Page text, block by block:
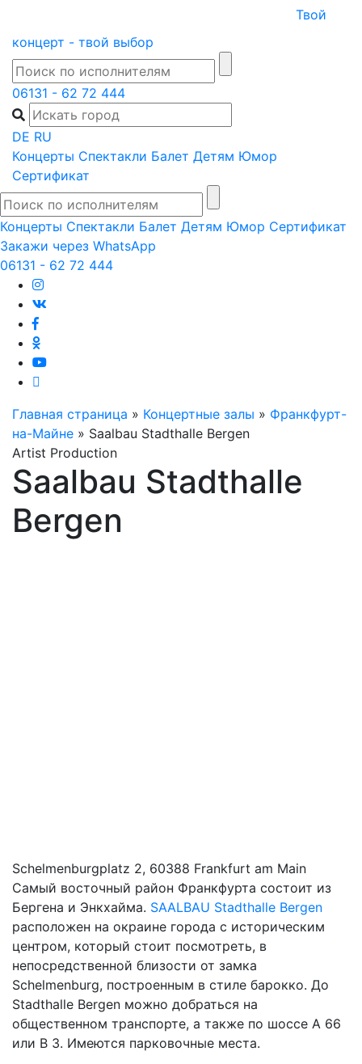
content
Твой
концерт - твой выбор
06131 - 62 72 444
DE RU
Концерты Спектакли Балет Детям Юмор
Сертификат
Концерты Спектакли Балет Детям Юмор Сертификат
Закажи через WhatsApp
06131 - 62 72 444
Главная страница » Концертные залы » Франкфурт-
на-Майне » Saalbau Stadthalle Bergen
Artist Production
Saalbau Stadthalle
Bergen
Schelmenburgplatz 2, 60388 Frankfurt am Main
Самый восточный район Франкфурта состоит из
Бергена и Энкхайма. SAALBAU Stadthalle Bergen
расположен на окраине города с историческим
центром, который стоит посмотреть, в
непосредственной близости от замка
Schelmenburg, построенным в стиле барокко. До
Stadthalle Bergen можно добраться на
общественном транспорте, а также по шоссе A 66
или B 3. Имеются парковочные места.